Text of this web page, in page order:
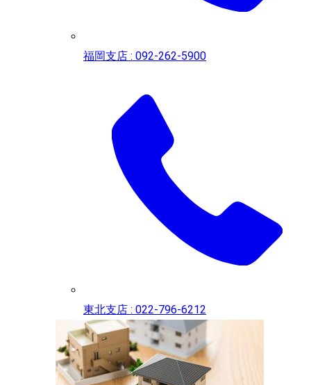
福岡支店 : 092-262-5900
東北支店 : 022-796-6212